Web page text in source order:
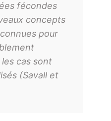
fécondes
concepts
pour
cas sont
(Savall et